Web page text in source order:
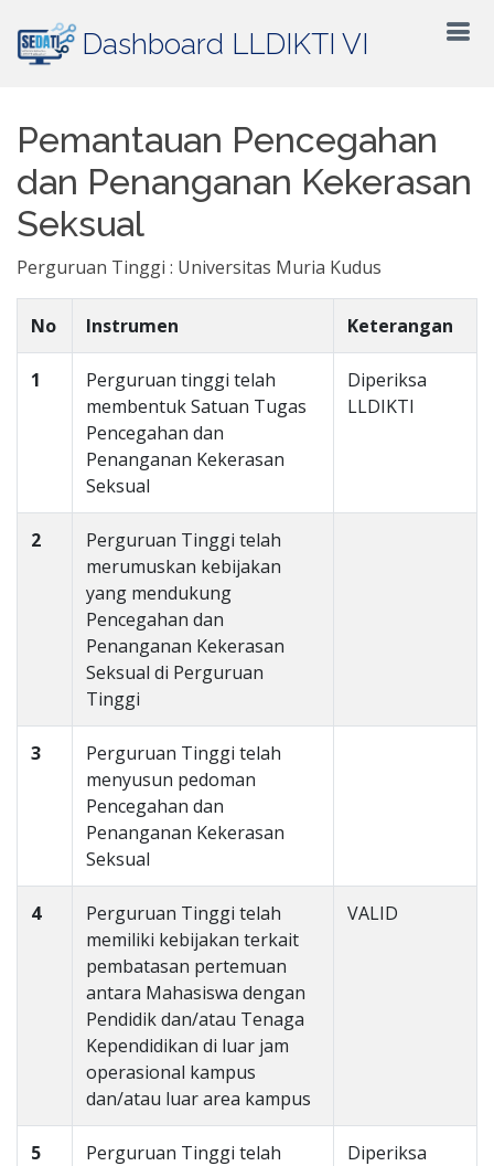
Dashboard LLDIKTI VI
Pemantauan Pencegahan
dan Penanganan Kekerasan
Seksual
Perguruan Tinggi : Universitas Muria Kudus
No Instrumen Keterangan
1
Perguruan tinggi telah
membentuk Satuan Tugas
Pencegahan dan
Penanganan Kekerasan
Seksual
Diperiksa
LLDIKTI
2
Perguruan Tinggi telah
merumuskan kebijakan
yang mendukung
Pencegahan dan
Penanganan Kekerasan
Seksual di Perguruan
Tinggi
3
Perguruan Tinggi telah
menyusun pedoman
Pencegahan dan
Penanganan Kekerasan
Seksual
4
Perguruan Tinggi telah
memiliki kebijakan terkait
pembatasan pertemuan
antara Mahasiswa dengan
Pendidik dan/atau Tenaga
Kependidikan di luar jam
operasional kampus
dan/atau luar area kampus
VALID
5
Perguruan Tinggi telah
Diperiksa